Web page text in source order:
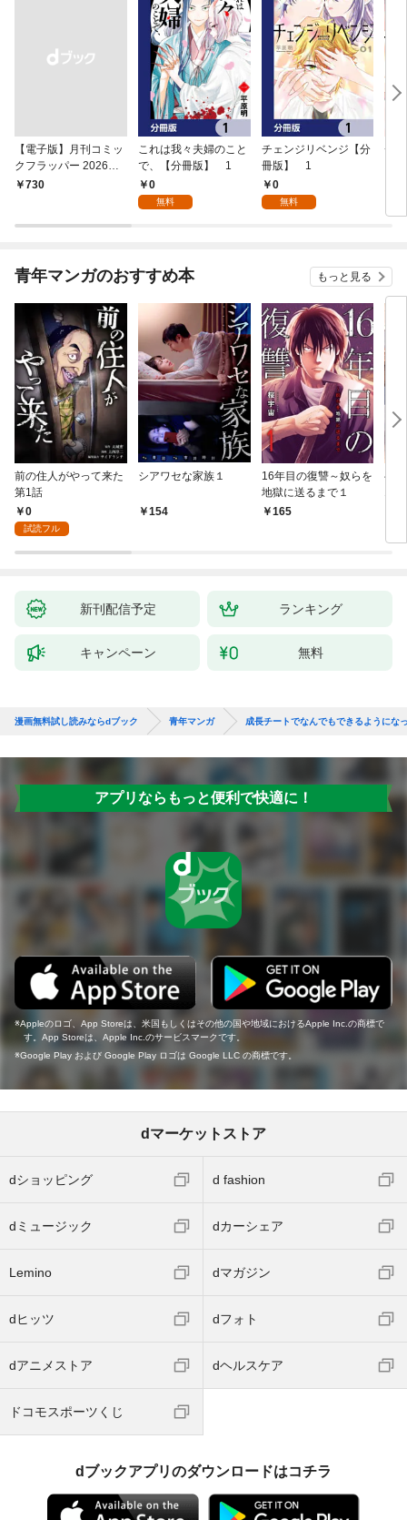
【電子版】月刊コミッ
クフラッパー 2026年9
月号
￥730
これは我々夫婦のこと
で、【分冊版】 1
0
無料
チェンジリベンジ【分
冊版】 1
0
無料
チ
青年マンガのおすすめ本 もっと見る
前の住人がやって来た
第1話
0
試読フル
シアワセな家族１
154
16年目の復讐～奴らを
地獄に送るまで１
165
ベ
新刊配信予定 ランキング
キャンペーン 無料
漫画無料試し読みならdブック 青年マンガ 成長チートでなんでもできるようにな
アプリならもっと便利で快適に！
Appleのロゴ、App Storeは、米国もしくはその他の国や地域におけるApple Inc.の商標で
す。App Storeは、Apple Inc.のサービスマークです。
Google Play および Google Play ロゴは Google LLC の商標です。
dマーケットストア
dショッピング d fashion
dミュージック dカーシェア
Lemino dマガジン
dヒッツ dフォト
dアニメストア dヘルスケア
ドコモスポーツくじ
dブックアプリのダウンロードはコチラ